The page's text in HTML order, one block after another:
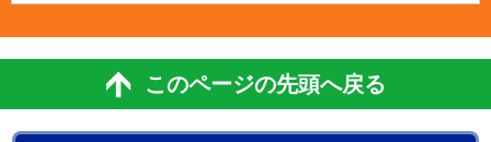
このページの先頭へ戻る